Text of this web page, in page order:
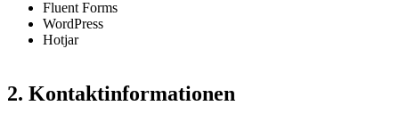
Fluent Forms
WordPress
Hotjar
2. Kontaktinformationen